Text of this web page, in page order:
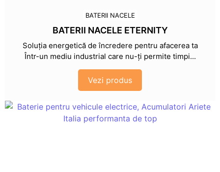
BATERII NACELE
BATERII NACELE ETERNITY
Soluția energetică de încredere pentru afacerea ta
Într-un mediu industrial care nu-ți permite timpi...
Vezi produs